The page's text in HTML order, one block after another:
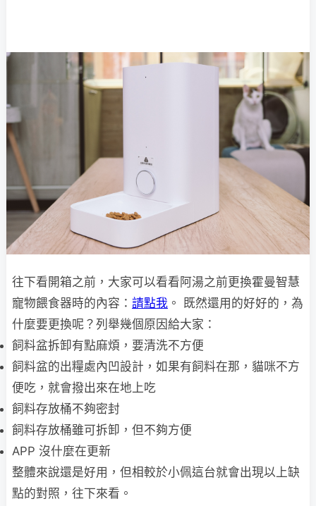
往下看開箱之前，大家可以看看阿湯之前更換霍曼智慧
寵物餵食器時的內容： 請點我 。 既然還用的好好的，為
什麼要更換呢？列舉幾個原因給大家：
飼料盆拆卸有點麻煩，要清洗不方便
飼料盆的出糧處內凹設計，如果有飼料在那，貓咪不方
便吃，就會撥出來在地上吃
飼料存放桶不夠密封
飼料存放桶雖可拆卸，但不夠方便
APP 沒什麼在更新
整體來說還是好用，但相較於小佩這台就會出現以上缺
點的對照，往下來看。